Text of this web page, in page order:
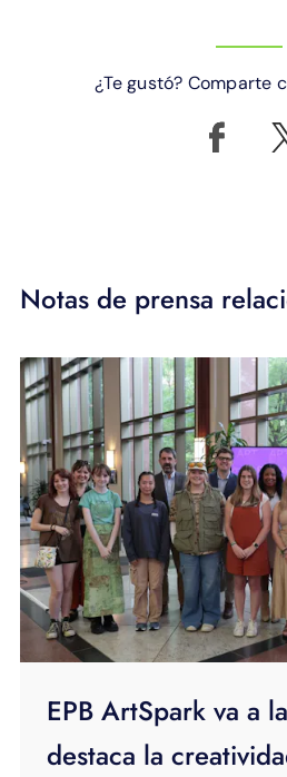
¿Te gustó? Comparte
Notas de prensa
EPB ArtSpark va a
destaca la